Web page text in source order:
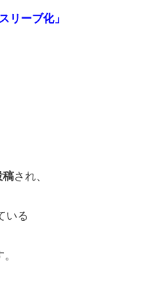
リーブ化」
稿され、
いる